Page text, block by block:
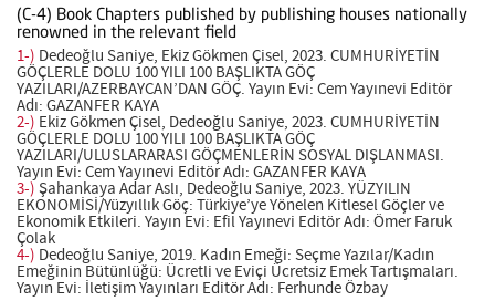
(C-4) Book Chapters published by publishing houses nationally
renowned in the relevant field
1-) Dedeoğlu Saniye, Ekiz Gökmen Çisel, 2023. CUMHURİYETİN
GÖÇLERLE DOLU 100 YILI 100 BAŞLIKTA GÖÇ
YAZILARI/AZERBAYCAN’DAN GÖÇ. Yayın Evi: Cem Yayınevi Editör
Adı: GAZANFER KAYA
2-) Ekiz Gökmen Çisel, Dedeoğlu Saniye, 2023. CUMHURİYETİN
GÖÇLERLE DOLU 100 YILI 100 BAŞLIKTA GÖÇ
YAZILARI/ULUSLARARASI GÖÇMENLERİN SOSYAL DIŞLANMASI.
Yayın Evi: Cem Yayınevi Editör Adı: GAZANFER KAYA
3-) Şahankaya Adar Aslı, Dedeoğlu Saniye, 2023. YÜZYILIN
EKONOMİSİ/Yüzyıllık Göç: Türkiye’ye Yönelen Kitlesel Göçler ve
Ekonomik Etkileri. Yayın Evi: Efil Yayınevi Editör Adı: Ömer Faruk
Çolak
4-) Dedeoğlu Saniye, 2019. Kadın Emeği: Seçme Yazılar/Kadın
Emeğinin Bütünlüğü: Ücretli ve Eviçi Ücretsiz Emek Tartışmaları.
Yayın Evi: İletişim Yayınları Editör Adı: Ferhunde Özbay